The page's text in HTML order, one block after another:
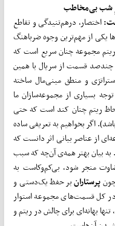
شب بی‌مخاطب
اختصار، درهم‌تنیدگی و تقاطع
یکی از مهم‌ترین وجوه ضرباهنگ
مجموعه چنان سریع است که
چندصد قسمت از سریال با همین
و منطق مینی‌مال ساخته
بسیاری از مجموعه‌سازان ما
ریتم چنان کند است که حتی
اگر بخواهیم به تعریفی ساده
از عناصر بیانی اثر دانست که
بیان بهتر همه‌ی آن‌چه که سبب
منجر شود، بی‌کم‌وکاست به
پرستارانبر حفظ یک‌دستی و
کل قسمت‌های مجموعه استوار
بهانه‌ای برای چالش در ریتم و